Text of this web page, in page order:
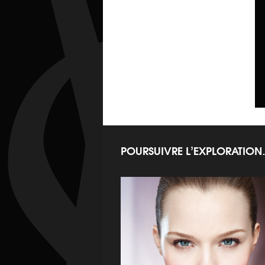
POURSUIVRE